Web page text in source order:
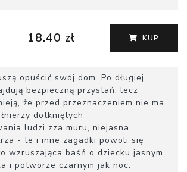
18.40 zł KUP
opuścić swój dom. Po długiej
bezpieczną przystań, lecz
że przed przeznaczeniem nie ma
dotkniętych
ludzi zza muru, niejasna
- te i inne zagadki powoli się
wzruszająca baśń o dziecku jasnym
i potworze czarnym jak noc.